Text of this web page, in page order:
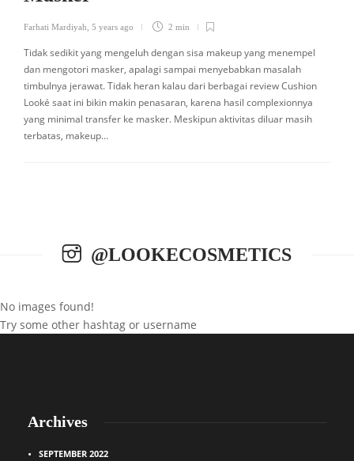
Farhati Mardiyah 5 years ago 2 min
Tidak sedikit yang mengeluh dengan sisa makeup yang menempel
dan mengotori masker, apalagi sampai menyebabkan masalah
timbulnya jerawat. Tidak heran kalau dari berbagai review Cushion
Looké saat ini bikin makin penasaran, karena hasil complexionnya
yang minimal transfer ke masker. Meskipun aktivitas diluar masih
terbatas, makeup…
@LOOKECOSMETICS
No images found!
Try some other hashtag or username
Archives
SEPTEMBER 2022